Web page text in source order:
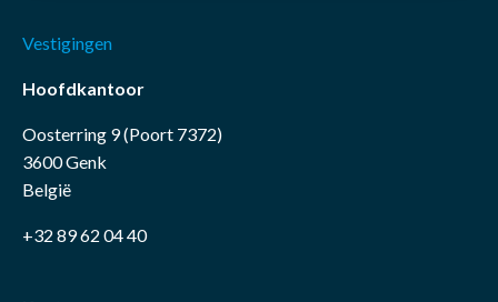
Vestigingen
Hoofdkantoor
Oosterring 9 (Poort 7372)
3600 Genk
België
+32 89 62 04 40